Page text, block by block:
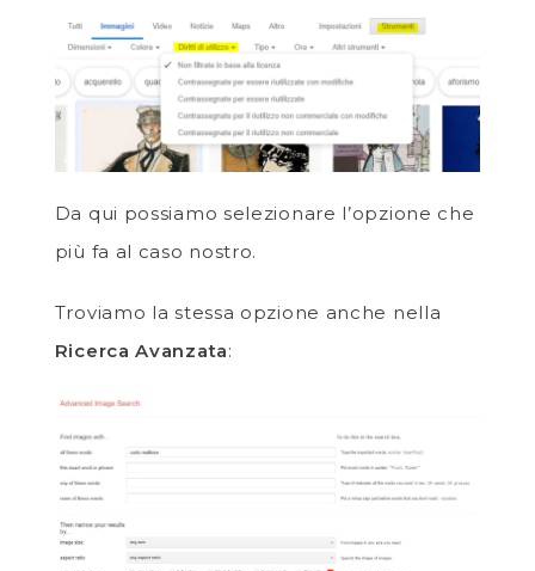
Da qui possiamo selezionare l’opzione che
più fa al caso nostro.
Troviamo la stessa opzione anche nella
Ricerca Avanzata: